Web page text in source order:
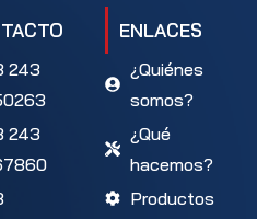
243
243
ENLACES
¿Quiénes
somos?
¿Qué
hacemos?
Productos